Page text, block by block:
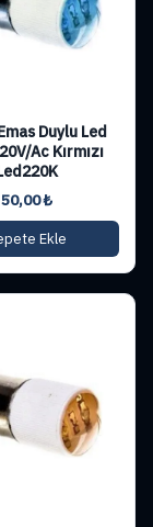
Duylu Led
Ac Kırmızı
50,00₺
Ekle